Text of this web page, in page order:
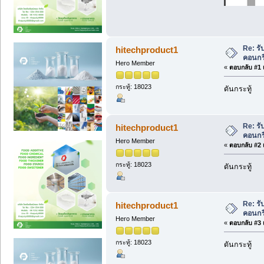
hitechproduct1
Hero Member
กระทู้: 18023
Re: รั
คอนก
« ตอบกลับ #1
ดันกระทู้
hitechproduct1
Hero Member
กระทู้: 18023
Re: รั
คอนก
« ตอบกลับ #2
ดันกระทู้
hitechproduct1
Hero Member
กระทู้: 18023
Re:
คอนก
« ตอบกลับ #3
ดันกระทู้